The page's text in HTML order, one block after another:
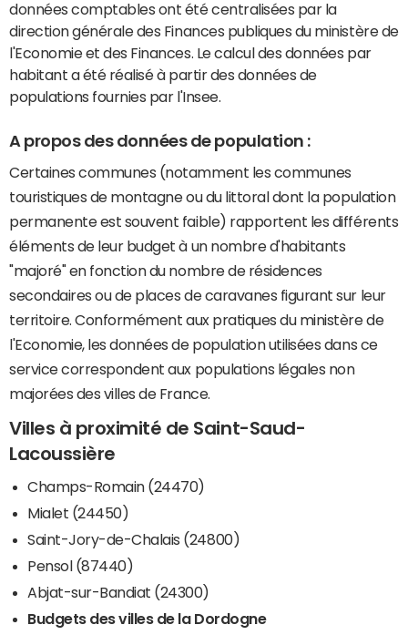
données comptables ont été centralisées par la
direction générale des Finances publiques du ministère de
l'Economie et des Finances. Le calcul des données par
habitant a été réalisé à partir des données de
populations fournies par l'Insee.
A propos des données de population :
Certaines communes (notamment les communes
touristiques de montagne ou du littoral dont la population
permanente est souvent faible) rapportent les différents
éléments de leur budget à un nombre d'habitants
"majoré" en fonction du nombre de résidences
secondaires ou de places de caravanes figurant sur leur
territoire. Conformément aux pratiques du ministère de
l'Economie, les données de population utilisées dans ce
service correspondent aux populations légales non
majorées des villes de France.
Villes à proximité de Saint-Saud-
Lacoussière
Champs-Romain (24470)
Mialet (24450)
Saint-Jory-de-Chalais (24800)
Pensol (87440)
Abjat-sur-Bandiat (24300)
Budgets des villes de la Dordogne